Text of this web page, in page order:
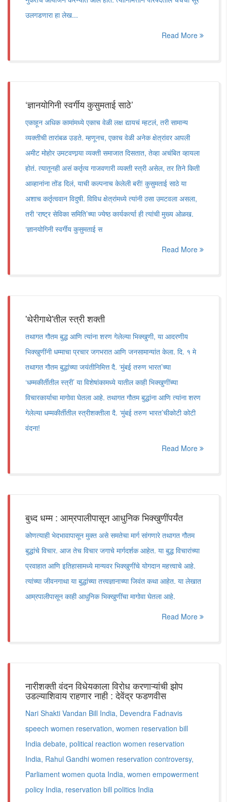
उलगडणारा हा लेख...
Read More
‘ज्ञानयोगिनी स्वर्गीय कुसुमताई साठे’
एकाहून अधिक कामांमध्ये एकाच वेळी लक्ष द्यायचं म्हटलं, तरी सामान्य
व्यक्तीची तारांबळ उडते. म्हणूनच, एकाच वेळी अनेक क्षेत्रांवर आपली
अमीट मोहोर उमटवणार्‍या व्यक्ती समाजात दिसतात, तेव्हा अचंबित व्हायला
होतं. त्यातूनही असं कर्तृत्व गाजवणारी व्यक्ती स्त्री असेल, तर तिने किती
आव्हानांना तोंड दिलं, याची कल्पनाच केलेली बरी! कुसुमताई साठे या
अशाच कर्तृत्ववान विदुषी. विविध क्षेत्रांमध्ये त्यांनी ठसा उमटवला असला,
तरी ‘राष्ट्र सेविका समिति’च्या ज्येष्ठ कार्यकर्त्या ही त्यांची मुख्य ओळख.
‘ज्ञानयोगिनी स्वर्गीय कुसुमताई स
Read More
'थेरीगाथे'तील स्त्री शक्ती
तथागत गौतम बुद्ध आणि त्यांना शरण गेलेल्या भिक्खुणी, या आदरणीय
भिक्खुणींनी धम्माचा प्रचार जगभरात आणि जनसामान्यांत केला. दि. १ मे
तथागत गौतम बुद्धांच्या जयंतीनिमित्त दै. ‘मुंबई तरुण भारत’च्या
‘धम्मकीर्तीतील स्त्री’ या विशेषांकामध्ये यातील काही भिक्खुणींच्या
विचारकार्याचा मागोवा घेतला आहे. तथागत गौतम बुद्धांना आणि त्यांना शरण
गेलेल्या धम्मकीर्तीतील स्त्रीशक्तीला दै. ‘मुंबई तरुण भारत’चीकोटी कोटी
वंदना!
Read More
बुध्द धम्म : आम्रपालीपासून आधुनिक भिक्खुणींपर्यंत
कोणत्याही भेदभावापासून मुक्त असे समतेचा मार्ग सांगणारे तथागत गौतम
बुद्धांचे विचार. आज तेच विचार जगाचे मार्गदर्शक आहेत. या बुद्ध विचारांच्या
प्रवाहात आणि इतिहासामध्ये मान्यवर भिक्खुणींचे योगदान महत्त्वाचे आहे.
त्यांच्या जीवनगाथा या बुद्धांच्या तत्त्वज्ञानाच्या जिवंत कथा आहेत. या लेखात
आम्रपालीपासून काही आधुनिक भिक्खुणींचा मागोवा घेतला आहे.
Read More
नारीशक्ती वंदन विधेयकाला विरोध करणाऱ्यांची झोप
उडल्याशिवाय राहणार नाही : देवेंद्र फडणवीस
Nari Shakti Vandan Bill India, Devendra Fadnavis
speech women reservation, women reservation bill
India debate, political reaction women reservation
India, Rahul Gandhi women reservation controversy,
Parliament women quota India, women empowerment
policy India, reservation bill politics India